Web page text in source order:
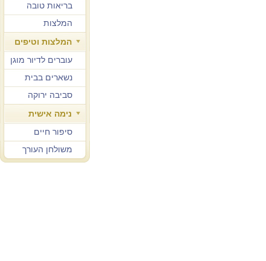
בריאות טובה
המלצות
המלצות וטיפים
עוברים לדיור מוגן
נשארים בבית
סביבה ירוקה
נימה אישית
סיפור חיים
משולחן העורך